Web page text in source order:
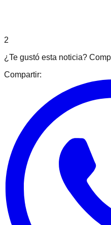
2
¿Te gustó esta noticia?
Compartir: